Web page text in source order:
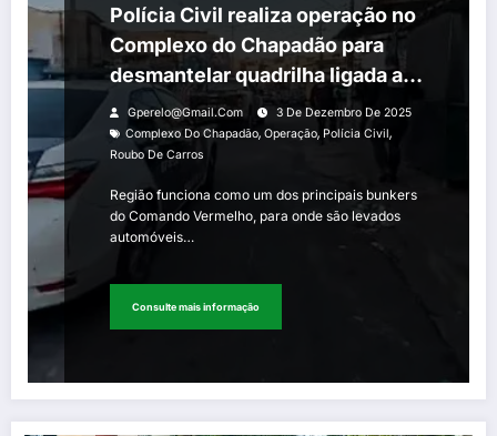
Polícia Civil realiza operação no
Complexo do Chapadão para
desmantelar quadrilha ligada ao
roubo de carros
Gperelo@gmail.com
3 De Dezembro De 2025
Complexo Do Chapadão, Operação, Polícia Civil,
Roubo De Carros
Região funciona como um dos principais bunkers
do Comando Vermelho, para onde são levados
automóveis…
Consulte mais informação